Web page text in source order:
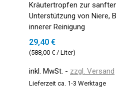
Kräutertropfen zur
Unterstützung von Niere,
innerer Reinigung
29,40 €
(588,00 € / Liter)
inkl. MwSt. zzgl. Versand
Lieferzeit ca. 1-3 Werktage